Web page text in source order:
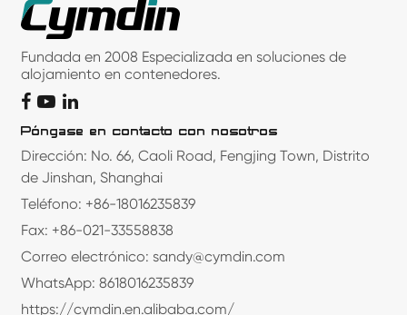
Fundada en 2008 Especializada en soluciones de
alojamiento en contenedores.
Póngase en contacto con nosotros
Dirección: No. 66, Caoli Road, Fengjing Town, Distrito
de Jinshan, Shanghai
Teléfono: +86-18016235839
Fax: +86-021-33558838
Correo electrónico: sandy@cymdin.com
WhatsApp: 8618016235839
https://cymdin.en.alibaba.com/